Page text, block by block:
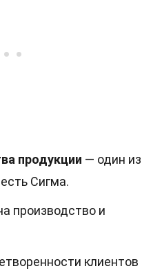
продукции — один из
Сигма.
производство и
клиентов